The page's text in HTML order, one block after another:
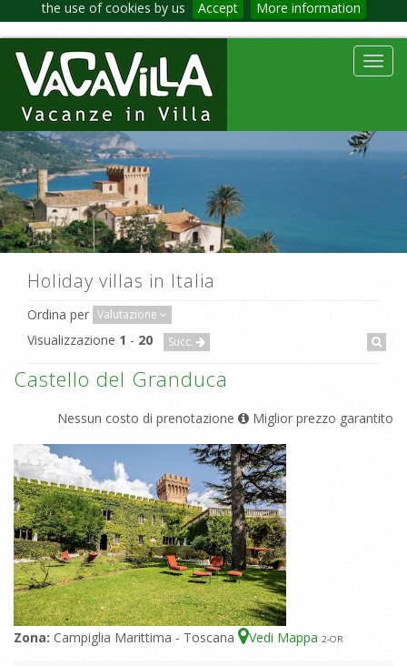
the use of cookies by us Accept More information
Holiday villas in Italia
Ordina per Valutazione
Visualizzazione 1 - 20 Succ.
Castello del Granduca
Nessun costo di prenotazione Miglior prezzo garantito
Zona: Campiglia Marittima - Toscana Vedi Mappa 2-OR